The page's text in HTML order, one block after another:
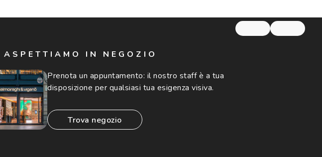
IN NEGOZIO
Prenota un appuntamento: il nostro staff è a tua
disposizione per qualsiasi tua esigenza visiva.
trova negozio